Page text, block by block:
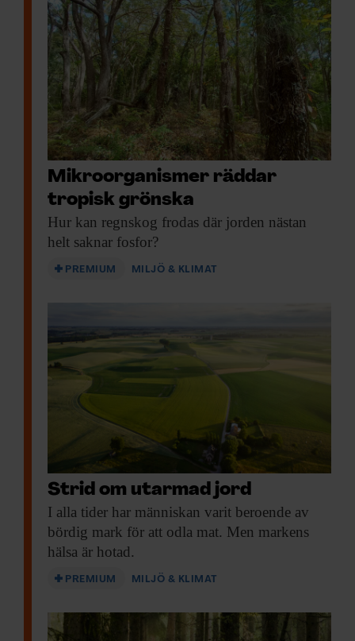
Mikroorganismer räddar
tropisk grönska
Hur kan regnskog frodas där jorden nästan
helt saknar fosfor?
PREMIUM MILJÖ & KLIMAT
Strid om utarmad jord
I alla tider har människan varit beroende av
bördig mark för att odla mat. Men markens
hälsa är hotad.
PREMIUM MILJÖ & KLIMAT